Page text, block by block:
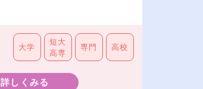
大学
短大
高専
専門 高校
詳しくみる